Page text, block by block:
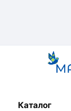
Каталог